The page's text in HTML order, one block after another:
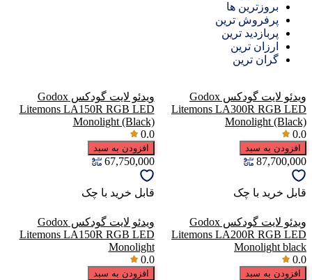
بروزترین ها
پرفروش ترین
پربازدید ترین
ارزان ترین
گران ترین
ویدئو لایت گودکس Godox
Litemons LA300R RGB LED
Monolight (Black)
0.0
افزودن به سبد
87,700,000
قابل خرید با چک
ویدئو لایت گودکس Godox
Litemons LA150R RGB LED
Monolight (Black)
0.0
افزودن به سبد
67,750,000
قابل خرید با چک
ویدئو لایت گودکس Godox
Litemons LA200R RGB LED
Monolight black
0.0
افزودن به سبد
ویدئو لایت گودکس Godox
Litemons LA150R RGB LED
Monolight
0.0
افزودن به سبد